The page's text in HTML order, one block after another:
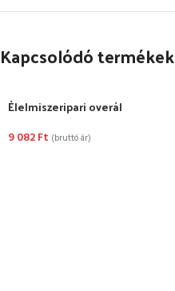
Kapcsolódó termékek
Élelmiszeripari overál
9 082Ft (bruttó ár)